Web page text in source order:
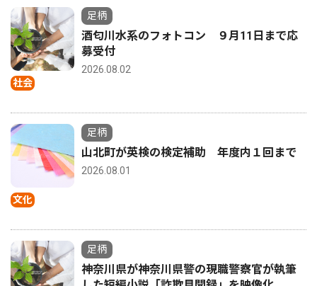
社会
足柄
酒匂川水系のフォトコン ９月11日まで応
募受付
2026.08.02
文化
足柄
山北町が英検の検定補助 年度内１回まで
2026.08.01
足柄
神奈川県が神奈川県警の現職警察官が執筆